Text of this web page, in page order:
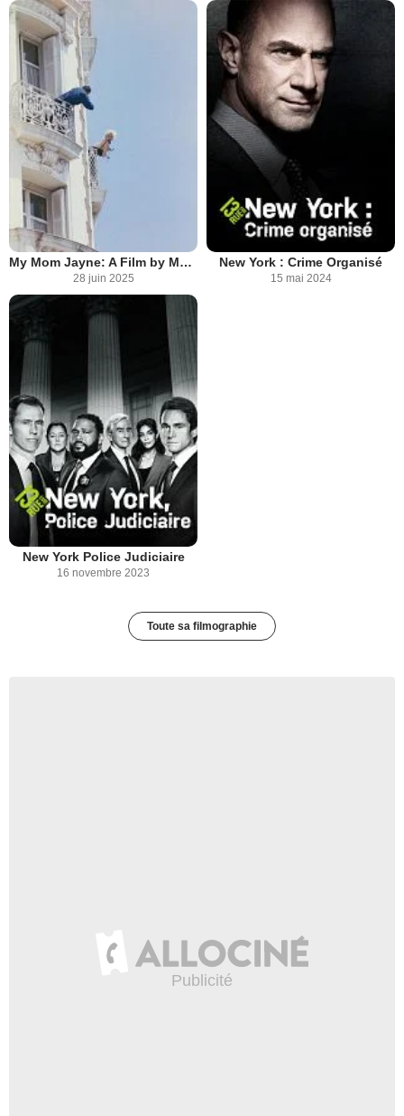
My Mom Jayne: A Film by Mariska Hargitay
28 juin 2025
New York : Crime Organisé
15 mai 2024
New York Police Judiciaire
16 novembre 2023
Toute sa filmographie